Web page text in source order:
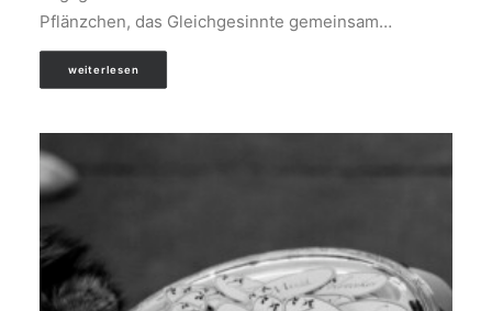
Pflänzchen, das Gleichgesinnte gemeinsam…
weiterlesen